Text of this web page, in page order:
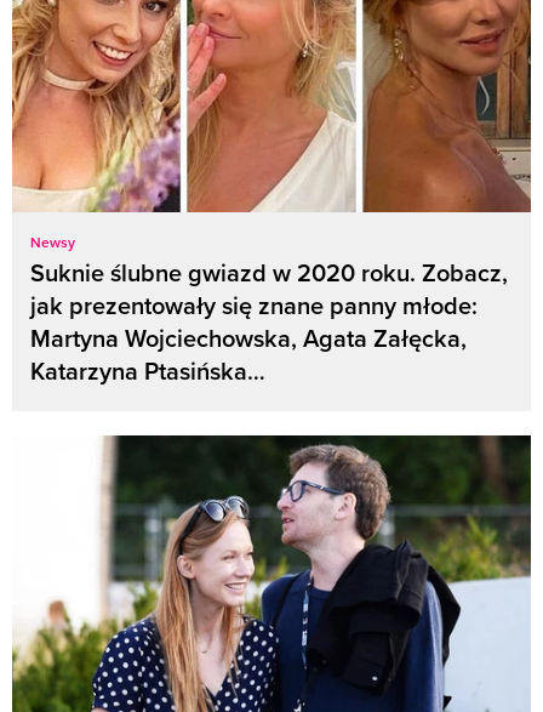
Newsy
Suknie ślubne gwiazd w 2020 roku. Zobacz,
jak prezentowały się znane panny młode:
Martyna Wojciechowska, Agata Załęcka,
Katarzyna Ptasińska…